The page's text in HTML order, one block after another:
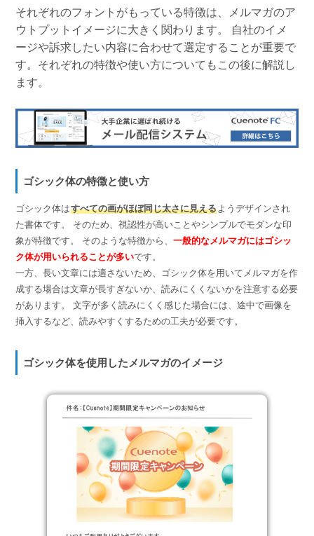
それぞれのフォントがもっている特徴は、メルマガのア
ウトプットイメージに大きく関わります。 自社のイメ
ージや訴求したい内容に合わせて選定することが重要で
す。それぞれの特徴や使い方についてもこの後に解説し
ます。
ゴシック体の特徴と使い方
ゴシック体はすべての画がほぼ同じ太さに見えるようデザインされ
た書体です。 そのため、視認性が高いことやシンプルでモダンな印
象が特徴です。 そのような特徴から、一般的なメルマガにはゴシッ
ク体が用いられることが多いです。
一方、長い文章には適さないため、ゴシック体を用いてメルマガを作
成する場合は文章が長すぎないか、読みにくくないかを注意する必要
があります。 文字が多く読みにくく感じた場合には、途中で画像を
挿入するなど、読みやすくするための工夫が必要です。
ゴシック体を使用したメルマガのイメージ